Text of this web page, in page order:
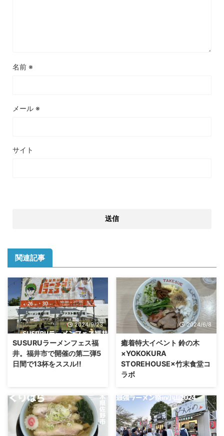
名前 ※
メール ※
サイト
関連記事
2024/9/23
SUSURUラーメンフェス福
井。福井市で開催の第二弾5
日間で13杯をススル!!
2024/6/8
癒着特大イベント 鈴の木
×YOKOKURA
STOREHOUSE×竹末食堂コ
ラボ